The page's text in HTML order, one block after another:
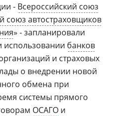
- Всероссийский союз
союз автостраховщиков
» - запланировали
использовании банков
и страховых
о внедрении новой
обмена при
системы прямого
ОСАГО и